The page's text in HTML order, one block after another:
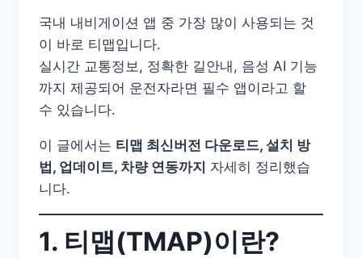
국내 내비게이션 앱 중 가장 많이 사용되는 것
이 바로 티맵입니다.
실시간 교통정보, 정확한 길안내, 음성 AI 기능
까지 제공되어 운전자라면 필수 앱이라고 할
수 있습니다.
이 글에서는 티맵 최신버전 다운로드, 설치 방
법, 업데이트, 차량 연동까지 자세히 정리했습
니다.
1. 티맵(TMAP)이란?